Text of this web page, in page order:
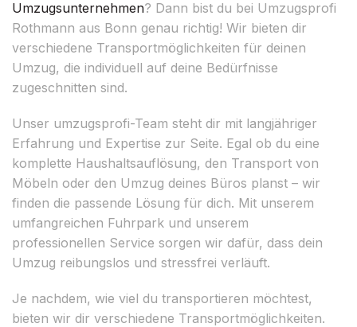
Umzugsunternehmen? Dann bist du bei Umzugsprofi
Rothmann aus Bonn genau richtig! Wir bieten dir
verschiedene Transportmöglichkeiten für deinen
Umzug, die individuell auf deine Bedürfnisse
zugeschnitten sind.
Unser umzugsprofi-Team steht dir mit langjähriger
Erfahrung und Expertise zur Seite. Egal ob du eine
komplette Haushaltsauflösung, den Transport von
Möbeln oder den Umzug deines Büros planst – wir
finden die passende Lösung für dich. Mit unserem
umfangreichen Fuhrpark und unserem
professionellen Service sorgen wir dafür, dass dein
Umzug reibungslos und stressfrei verläuft.
Je nachdem, wie viel du transportieren möchtest,
bieten wir dir verschiedene Transportmöglichkeiten.